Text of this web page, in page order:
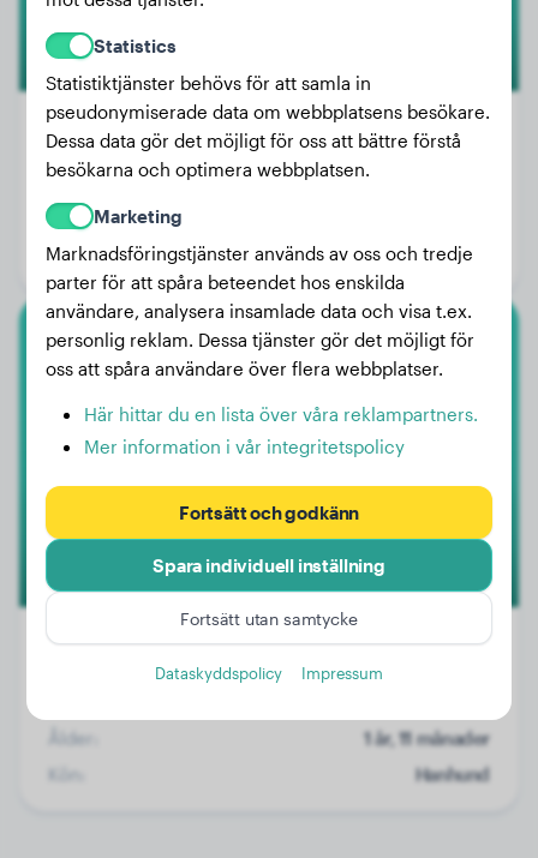
Ålder:
Kön:
Honhund
Australian Shepherd
Volt
Ålder:
1 år, 11 månader
Kön:
Hanhund
Statistics
Statistiktjänster behövs för att samla in
pseudonymiserade data om webbplatsens besökare.
Dessa data gör det möjligt för oss att bättre förstå
besökarna och optimera webbplatsen.
Marketing
Marknadsföringstjänster används av oss och tredje
parter för att spåra beteendet hos enskilda
användare, analysera insamlade data och visa t.ex.
personlig reklam. Dessa tjänster gör det möjligt för
oss att spåra användare över flera webbplatser.
Här hittar du en lista över våra reklampartners.
Mer information i vår integritetspolicy
Fortsätt och godkänn
Spara individuell inställning
Fortsätt utan samtycke
Dataskyddspolicy Impressum